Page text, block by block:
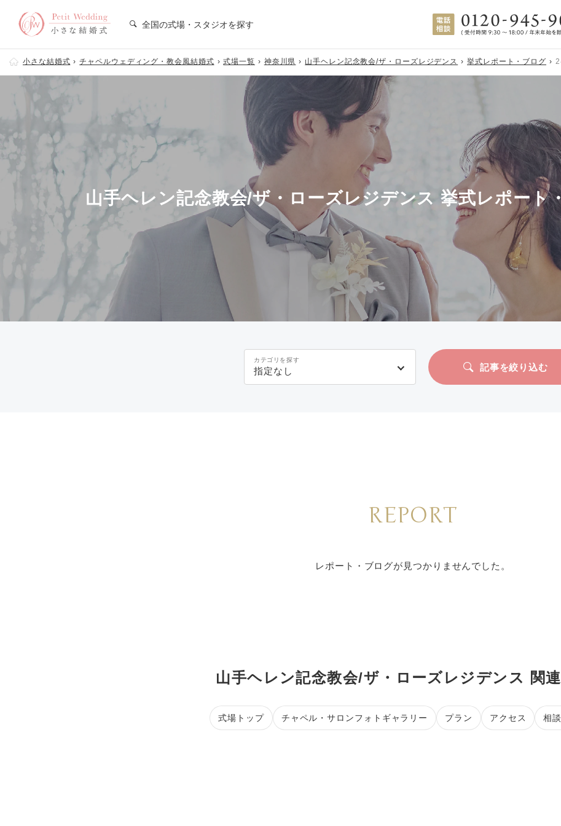
全国の式場・スタジオを探す
小さな結婚式 チャペルウェディング・教会風結婚式 式場一覧 神奈川県 山手ヘレン記念教会/ザ・ローズレジデンス 挙式レポート・ブログ 2
山手ヘレン記念教会/ザ・ローズレジデンス 挙式レポート
カテゴリを探す
指定なし 記事を絞り込む
REPORT
レポート・ブログが見つかりませんでした。
山手ヘレン記念教会/ザ・ローズレジデンス 関
式場トップ チャペル・サロンフォトギャラリー プラン アクセス 相